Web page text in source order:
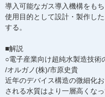
導入可能なガス導入機構をも
使用目的として設計・製作し
する。
■解説
○電子産業向け超純水製造技術
/オルガノ(株)/市原史貴
近年のデバイス構造の微細化
される水質はより一層高くな